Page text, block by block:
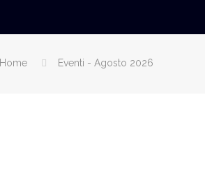
Home Eventi - Agosto 2026